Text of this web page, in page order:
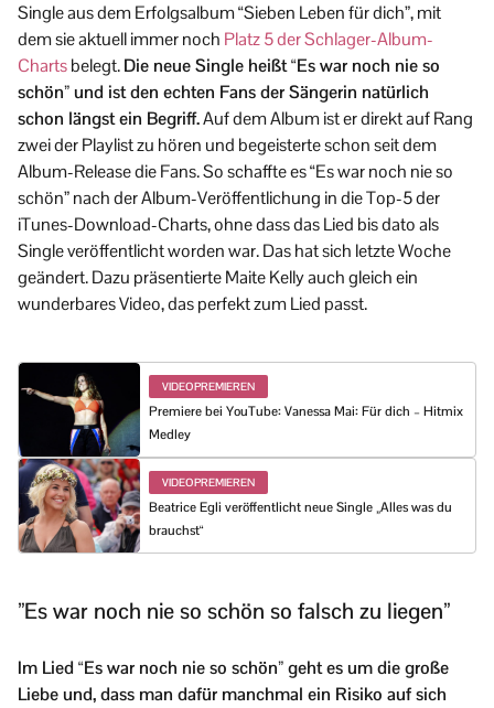
Single aus dem Erfolgsalbum “Sieben Leben für dich”, mit
dem sie aktuell immer noch Platz 5 der Schlager-Album-
Chartsbelegt.Die neue Single heißt “Es war noch nie so
schön” und ist den echten Fans der Sängerin natürlich
schon längst ein Begriff.Auf dem Album ist er direkt auf Rang
zwei der Playlist zu hören und begeisterte schon seit dem
Album-Release die Fans. So schaffte es “Es war noch nie so
schön” nach der Album-Veröffentlichung in die Top-5 der
iTunes-Download-Charts, ohne dass das Lied bis dato als
Single veröffentlicht worden war. Das hat sich letzte Woche
geändert. Dazu präsentierte Maite Kelly auch gleich ein
wunderbares Video, das perfekt zum Lied passt.
VIDEOPREMIEREN
Premiere bei YouTube: Vanessa Mai: Für dich – Hitmix
Medley
VIDEOPREMIEREN
Beatrice Egli veröffentlicht neue Single „Alles was du
brauchst“
”Es war noch nie so schön so falsch zu liegen”
Im Lied “Es war noch nie so schön” geht es um die große
Liebe und, dass man dafür manchmal ein Risiko auf sich